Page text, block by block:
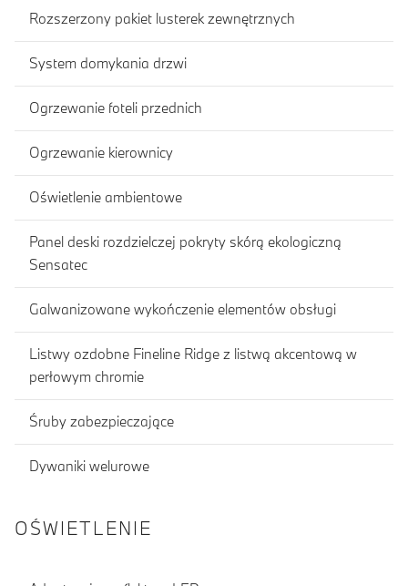
Rozszerzony pakiet lusterek zewnętrznych
System domykania drzwi
Ogrzewanie foteli przednich
Ogrzewanie kierownicy
Oświetlenie ambientowe
Panel deski rozdzielczej pokryty skórą ekologiczną
Sensatec
Galwanizowane wykończenie elementów obsługi
Listwy ozdobne Fineline Ridge z listwą akcentową w
perłowym chromie
Śruby zabezpieczające
Dywaniki welurowe
OŚWIETLENIE